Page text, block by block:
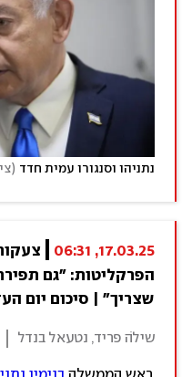
נתניהו וסנגורו עמית חדד (
17.03.25, 06:31
שצריך" | סיכום יום
שילֹה פריד, נטעאל בנדל